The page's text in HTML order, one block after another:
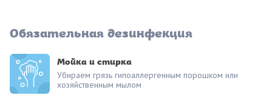
Обязательная дезинфекция
Мойка и стирка
Убираем грязь гипоаллергенным порошком или
хозяйственным мылом